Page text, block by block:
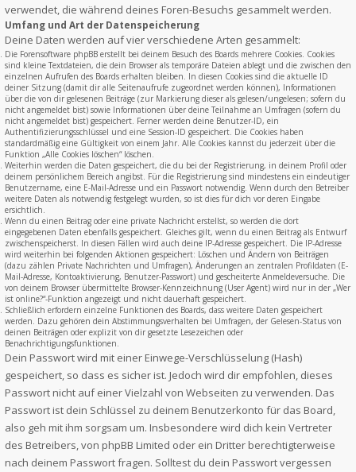
verwendet, die während deines Foren-Besuchs gesammelt werden.
Umfang und Art der Datenspeicherung
Deine Daten werden auf vier verschiedene Arten gesammelt:
Die Forensoftware phpBB erstellt bei deinem Besuch des Boards mehrere Cookies. Cookies
sind kleine Textdateien, die dein Browser als temporäre Dateien ablegt und die zwischen den
einzelnen Aufrufen des Boards erhalten bleiben. In diesen Cookies sind die aktuelle ID
deiner Sitzung (damit dir alle Seitenaufrufe zugeordnet werden können), Informationen
über die von dir gelesenen Beiträge (zur Markierung dieser als gelesen/ungelesen; sofern du
nicht angemeldet bist) sowie Informationen über deine Teilnahme an Umfragen (sofern du
nicht angemeldet bist) gespeichert. Ferner werden deine Benutzer-ID, ein
Authentifizierungsschlüssel und eine Session-ID gespeichert. Die Cookies haben
standardmäßig eine Gültigkeit von einem Jahr. Alle Cookies kannst du jederzeit über die
Funktion „Alle Cookies löschen“ löschen.
Weiterhin werden die Daten gespeichert, die du bei der Registrierung, in deinem Profil oder
deinem persönlichem Bereich angibst. Für die Registrierung sind mindestens ein eindeutiger
Benutzername, eine E-Mail-Adresse und ein Passwort notwendig. Wenn durch den Betreiber
weitere Daten als notwendig festgelegt wurden, so ist dies für dich vor deren Eingabe
ersichtlich.
Wenn du einen Beitrag oder eine private Nachricht erstellst, so werden die dort
eingegebenen Daten ebenfalls gespeichert. Gleiches gilt, wenn du einen Beitrag als Entwurf
zwischenspeicherst. In diesen Fällen wird auch deine IP-Adresse gespeichert. Die IP-Adresse
wird weiterhin bei folgenden Aktionen gespeichert: Löschen und Ändern von Beiträgen
(dazu zählen Private Nachrichten und Umfragen), Änderungen an zentralen Profildaten (E-
Mail-Adresse, Kontoaktivierung, Benutzer-Passwort) und gescheiterte Anmeldeversuche. Die
von deinem Browser übermittelte Browser-Kennzeichnung (User Agent) wird nur in der „Wer
ist online?“-Funktion angezeigt und nicht dauerhaft gespeichert.
Schließlich erfordern einzelne Funktionen des Boards, dass weitere Daten gespeichert
werden. Dazu gehören dein Abstimmungsverhalten bei Umfragen, der Gelesen-Status von
deinen Beiträgen oder explizit von dir gesetzte Lesezeichen oder
Benachrichtigungsfunktionen.
Dein Passwort wird mit einer Einwege-Verschlüsselung (Hash)
gespeichert, so dass es sicher ist. Jedoch wird dir empfohlen, dieses
Passwort nicht auf einer Vielzahl von Webseiten zu verwenden. Das
Passwort ist dein Schlüssel zu deinem Benutzerkonto für das Board,
also geh mit ihm sorgsam um. Insbesondere wird dich kein Vertreter
des Betreibers, von phpBB Limited oder ein Dritter berechtigterweise
nach deinem Passwort fragen. Solltest du dein Passwort vergessen